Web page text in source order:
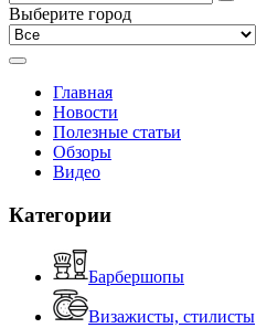
Выберите город
Главная
Новости
Полезные статьи
Обзоры
Видео
Категории
Барбершопы
Визажисты, стилисты